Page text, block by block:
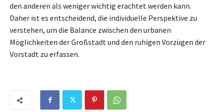
den anderen als weniger wichtig erachtet werden kann.
Daher ist es entscheidend, die individuelle Perspektive zu
verstehen, um die Balance zwischen den urbanen
Möglichkeiten der Großstadt und den ruhigen Vorzügen der
Vorstadt zu erfassen.